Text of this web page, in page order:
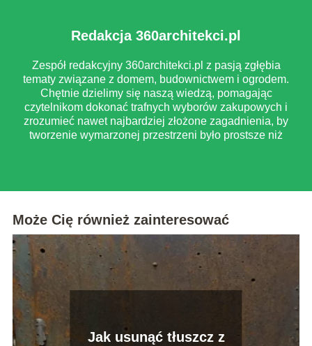
Redakcja 360architekci.pl
Zespół redakcyjny 360architekci.pl z pasją zgłębia
tematy związane z domem, budownictwem i ogrodem.
Chętnie dzielimy się naszą wiedzą, pomagając
czytelnikom dokonać trafnych wyborów zakupowych i
zrozumieć nawet najbardziej złożone zagadnienia, by
tworzenie wymarzonej przestrzeni było prostsze niż
Może Cię również zainteresować
Jak usunąć tłuszcz z